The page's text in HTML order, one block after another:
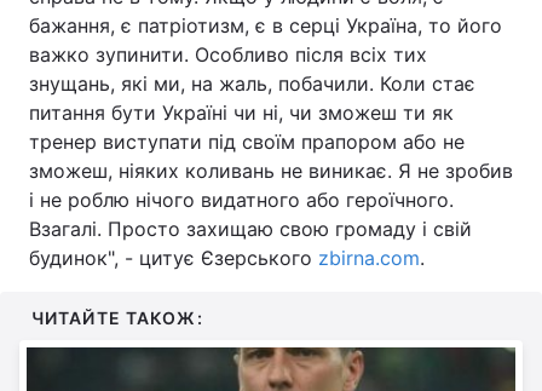
бажання, є патріотизм, є в серці Україна, то його
важко зупинити. Особливо після всіх тих
знущань, які ми, на жаль, побачили. Коли стає
питання бути Україні чи ні, чи зможеш ти як
тренер виступати під своїм прапором або не
зможеш, ніяких коливань не виникає. Я не зробив
і не роблю нічого видатного або героїчного.
Взагалі. Просто захищаю свою громаду і свій
будинок", - цитує Єзерського zbirna.com.
ЧИТАЙТЕ ТАКОЖ: